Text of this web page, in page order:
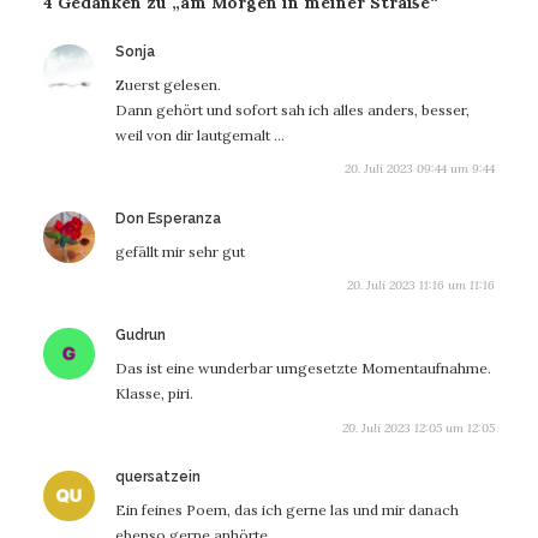
Sonja
Zuerst gelesen.
Dann gehört und sofort sah ich alles anders, besser,
weil von dir lautgemalt …
20. Juli 2023 09:44 um 9:44
Don Esperanzasagt:
gefällt mir sehr gut
20. Juli 2023 11:16 um 11:16
Gudrun
Das ist eine wunderbar umgesetzte Momentaufnahme.
Klasse, piri.
20. Juli 2023 12:05 um 12:05
quersatzein
Ein feines Poem, das ich gerne las und mir danach